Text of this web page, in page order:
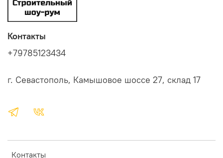
Контакты
Контакты
+79785123434
г. Севастополь, Камышовое шоссе 27, склад 17